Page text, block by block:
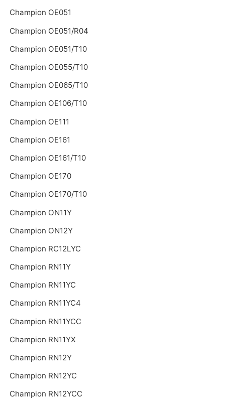
Champion OE051
Champion OE051/R04
Champion OE051/T10
Champion OE055/T10
Champion OE065/T10
Champion OE106/T10
Champion OE111
Champion OE161
Champion OE161/T10
Champion OE170
Champion OE170/T10
Champion ON11Y
Champion ON12Y
Champion RC12LYC
Champion RN11Y
Champion RN11YC
Champion RN11YC4
Champion RN11YCC
Champion RN11YX
Champion RN12Y
Champion RN12YC
Champion RN12YCC